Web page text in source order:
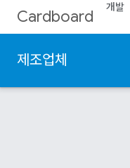
Cardboard 개발
제조업체